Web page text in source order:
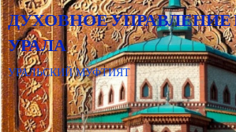
ДУХОВНОЕ
УРАЛА
УРАЛЬСКИЙ МУФТИЯТ